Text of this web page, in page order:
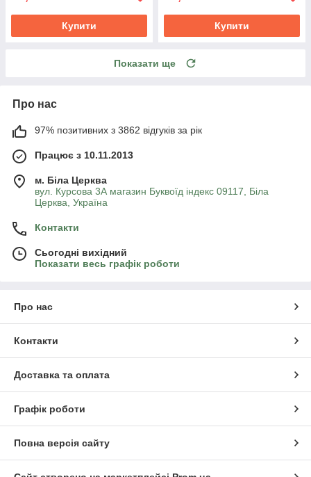
Купити Купити
Показати ще
Про нас
97% позитивних з 3862 відгуків за рік
Працює з 10.11.2013
м. Біла Церква
вул. Курсова 3А магазин Буквоїд індекс 09117, Біла
Церква, Україна
Контакти
Сьогодні вихідний
Показати весь графік роботи
Про нас
Контакти
Доставка та оплата
Графік роботи
Повна версія сайту